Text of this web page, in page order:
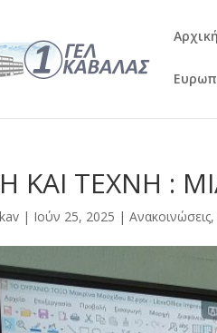
ΚΑΙ ΤΕΧΝΗ :
| Ιούν 25, 2025 |Ανακοινώσεις,